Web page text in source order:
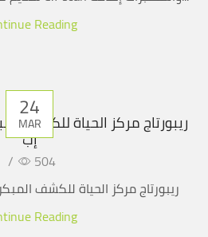
Reading
24
MAR
ريبورتاج مركز الحياة للكشف
إب
/
504
ريبورتاج مركز الحياة للكشف
Reading